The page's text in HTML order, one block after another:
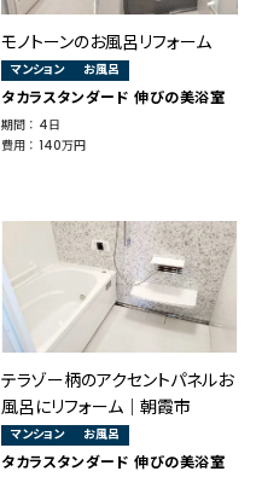
モノトーンのお風呂リフォーム
マンション お風呂
タカラスタンダード 伸びの美浴室
期間 ： 4日
費用 ： 140万円
テラゾー柄のアクセントパネルお
風呂にリフォーム｜朝霞市
マンション お風呂
タカラスタンダード 伸びの美浴室